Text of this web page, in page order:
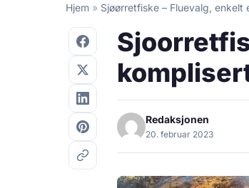
Hjem » Sjøørretfiske – Fluevalg, enkelt
Redaksjonen
20. februar 2023